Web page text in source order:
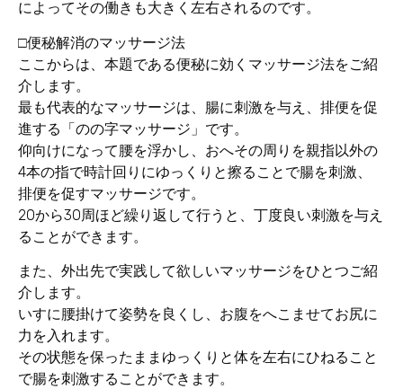
によってその働きも大きく左右されるのです。
□便秘解消のマッサージ法
ここからは、本題である便秘に効くマッサージ法をご紹
介します。
最も代表的なマッサージは、腸に刺激を与え、排便を促
進する「のの字マッサージ」です。
仰向けになって腰を浮かし、おへその周りを親指以外の
4本の指で時計回りにゆっくりと擦ることで腸を刺激、
排便を促すマッサージです。
20から30周ほど繰り返して行うと、丁度良い刺激を与え
ることができます。
また、外出先で実践して欲しいマッサージをひとつご紹
介します。
いすに腰掛けて姿勢を良くし、お腹をへこませてお尻に
力を入れます。
その状態を保ったままゆっくりと体を左右にひねること
で腸を刺激することができます。